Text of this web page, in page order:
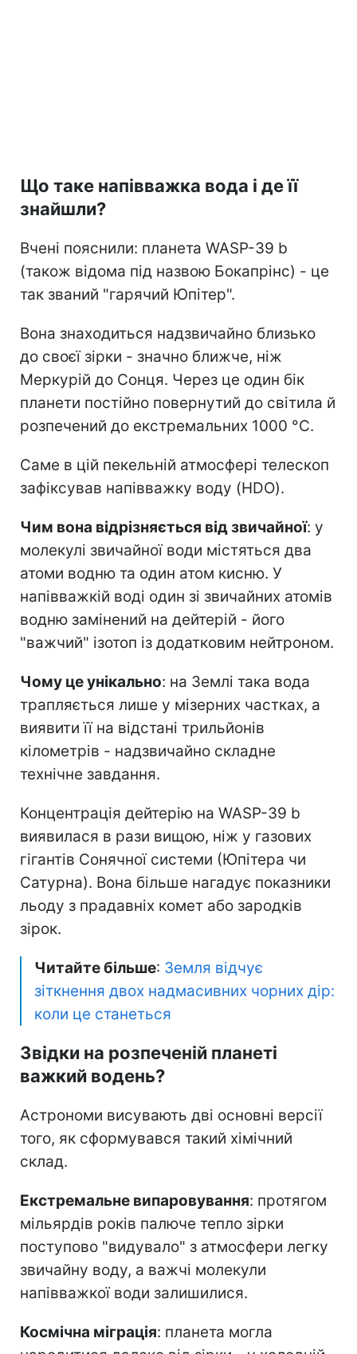
Що таке напівважка вода і де її
знайшли?
Вчені пояснили: планета WASP-39 b
(також відома під назвою Бокапрінс) - це
так званий "гарячий Юпітер".
Вона знаходиться надзвичайно близько
до своєї зірки - значно ближче, ніж
Меркурій до Сонця. Через це один бік
планети постійно повернутий до світила й
розпечений до екстремальних 1000 °C.
Саме в цій пекельній атмосфері телескоп
зафіксував напівважку воду (HDO).
Чим вона відрізняється від звичайної: у
молекулі звичайної води містяться два
атоми водню та один атом кисню. У
напівважкій воді один зі звичайних атомів
водню замінений на дейтерій - його
"важчий" ізотоп із додатковим нейтроном.
Чому це унікально: на Землі така вода
трапляється лише у мізерних частках, а
виявити її на відстані трильйонів
кілометрів - надзвичайно складне
технічне завдання.
Концентрація дейтерію на WASP-39 b
виявилася в рази вищою, ніж у газових
гігантів Сонячної системи (Юпітера чи
Сатурна). Вона більше нагадує показники
льоду з прадавніх комет або зародків
зірок.
Читайте більше: Земля відчує
зіткнення двох надмасивних чорних дір:
коли це станеться
Звідки на розпеченій планеті
важкий водень?
Астрономи висувають дві основні версії
того, як сформувався такий хімічний
склад.
Екстремальне випаровування: протягом
мільярдів років палюче тепло зірки
поступово "видувало" з атмосфери легку
звичайну воду, а важчі молекули
напівважкої води залишилися.
Космічна міграція: планета могла